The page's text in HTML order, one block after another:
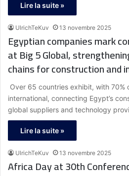
Lire la suite »
UlrichTeKuv 13 novembre 2025
Egyptian companies mark
at Big 5 Global,
chains for construction and
growth
Over 65 countries exhibit, with 70%
international, connecting Egypt’s
global suppliers and technology
Lire la suite »
UlrichTeKuv 13 novembre 2025
Africa Day at 30th